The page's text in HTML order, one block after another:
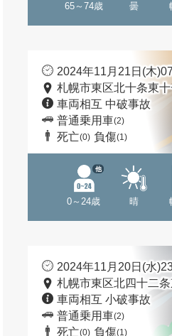
65～74歳 曇
2024年11月21日(木
札幌市東区北十条東
車両相互 中破事故
普通乗用車(2)
死亡(0) 負傷(1)
0～24歳
他
晴
2024年11月20日(水
札幌市東区北四十二
車両相互 小破事故
普通乗用車(2)
死亡(0) 負傷(1)